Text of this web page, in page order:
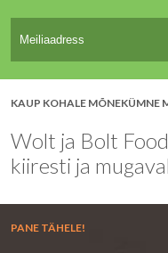
KAUP KOHALE MÕNEKÜMNE
Wolt ja Bolt
kiiresti ja
PANE TÄHELE!